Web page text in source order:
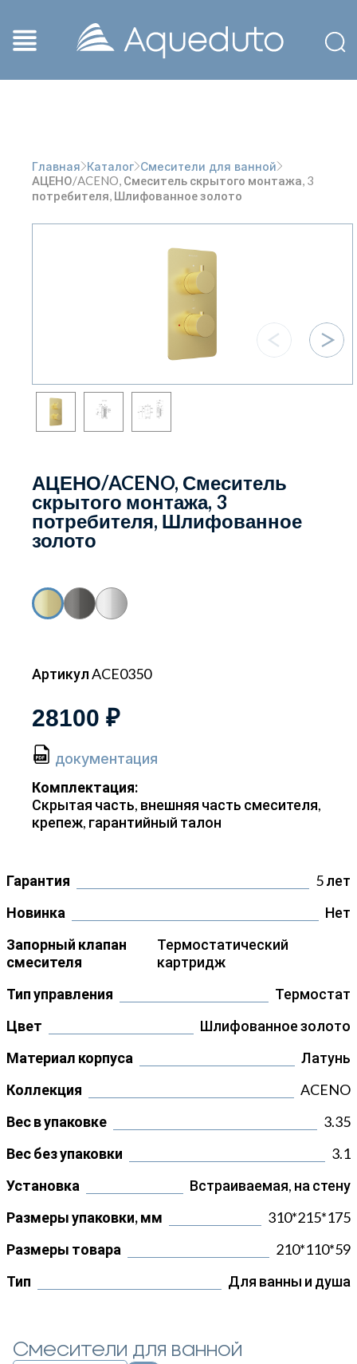
Главная Каталог Смесители для ванной
АЦЕНО/ACENO, Смеситель скрытого монтажа, 3
потребителя, Шлифованное золото
АЦЕНО/ACENO, Смеситель
скрытого монтажа, 3
потребителя, Шлифованное
золото
Артикул ACE0350
28100 ₽
документация
Комплектация:
Скрытая часть, внешняя часть смесителя,
крепеж, гарантийный талон
Гарантия
5 лет
Новинка
Нет
Запорный клапан
смесителя
Термостатический
картридж
Тип управления
Термостат
Цвет
Шлифованное золото
Материал корпуса
Латунь
Коллекция
ACENO
Вес в упаковке
3.35
Вес без упаковки
3.1
Установка
Встраиваемая, на стену
Размеры упаковки, мм
310*215*175
Размеры товара
210*110*59
Тип
Для ванны и душа
Смесители для ванной